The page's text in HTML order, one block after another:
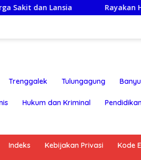
Rayakan HUT ke-25,Partai
Trenggalek Tulungagung
Hukum dan Kriminal
Indeks Kebijakan Privasi Kode